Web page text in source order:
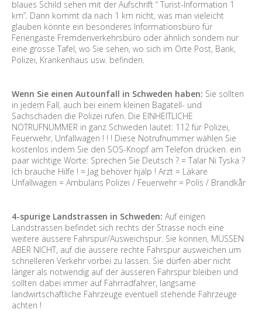
blaues Schild sehen mit der Aufschrift “ Turist-Information 1
km”. Dann kommt da nach 1 km nicht, was man vieleicht
glauben könnte ein besonderes Informationsbüro für
Feriengäste Fremdenverkehrsbüro oder ähnlich sondern nur
eine grosse Tafel, wo Sie sehen, wo sich im Orte Post, Bank,
Polizei, Krankenhaus usw. befinden.
Wenn Sie einen Autounfall in Schweden haben: Sie sollten
in jedem Fall, auch bei einem kleinen Bagatell- und
Sachschaden die Polizei rufen. Die EINHEITLICHE
NOTRUFNUMMER in ganz Schweden lautet: 112 für Polizei,
Feuerwehr, Unfallwagen ! ! ! Diese Notrufnummer wählen Sie
kostenlos indem Sie den SOS-Knopf am Telefon drücken. ein
paar wichtige Worte: Sprechen Sie Deutsch ? = Talar Ni Tyska ?
Ich brauche Hilfe ! = Jag behöver hjälp ! Arzt = Läkare
Unfallwagen = Ambulans Polizei / Feuerwehr = Polis / Brandkår
4-spurige Landstrassen in Schweden: Auf einigen
Landstrassen befindet sich rechts der Strasse noch eine
weitere äussere Fahrspur/Ausweichspur. Sie können, MÜSSEN
ABER NICHT, auf die äussere rechte Fahrspur ausweichen um
schnelleren Verkehr vorbei zu lassen. Sie dürfen aber nicht
länger als notwendig auf der äusseren Fahrspur bleiben und
sollten dabei immer auf Fahrradfahrer, langsame
landwirtschaftliche Fahrzeuge eventuell stehende Fahrzeuge
achten !